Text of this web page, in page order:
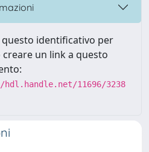
questo identificativo per
creare un link a questo
11696/3238